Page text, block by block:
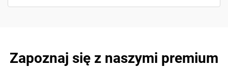
Zapoznaj się z naszymi premium